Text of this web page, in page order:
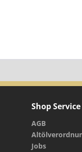
Shop Service
AGB
Jobs